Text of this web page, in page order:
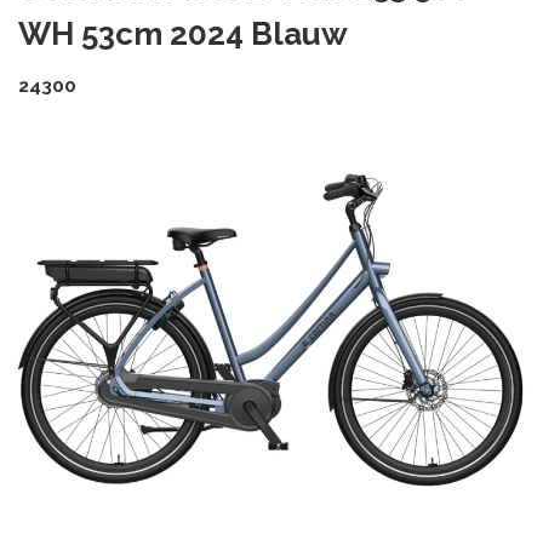
WH 53cm 2024 Blauw
24300